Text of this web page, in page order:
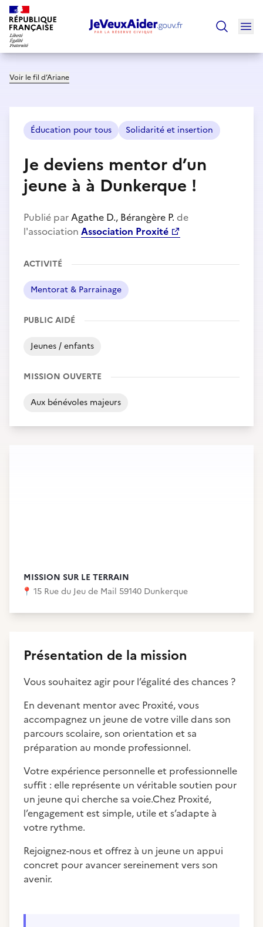
Voir le fil d’Ariane
Éducation pour tous Solidarité et insertion
Je deviens mentor d’un
jeune à à Dunkerque !
Publié parAgathe D., Bérangère P. de
l'association Association Proxité
ACTIVITÉ
Mentorat & Parrainage
PUBLIC AIDÉ
Jeunes / enfants
MISSION OUVERTE
Aux bénévoles majeurs
MISSION SUR LE TERRAIN
📍 15 Rue du Jeu de Mail 59140 Dunkerque
Présentation de la mission
Vous souhaitez agir pour l’égalité des chances ?
En devenant mentor avec Proxité, vous
accompagnez un jeune de votre ville dans son
parcours scolaire, son orientation et sa
préparation au monde professionnel.
Votre expérience personnelle et professionnelle
suffit : elle représente un véritable soutien pour
un jeune qui cherche sa voie.Chez Proxité,
l’engagement est simple, utile et s’adapte à
votre rythme.
Rejoignez-nous et offrez à un jeune un appui
concret pour avancer sereinement vers son
avenir.